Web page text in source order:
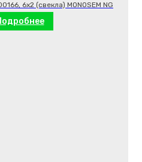
6х2 (свекла) MONOSEM NG